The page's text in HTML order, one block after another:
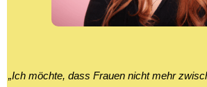
„Ich möchte, dass Frauen nicht mehr